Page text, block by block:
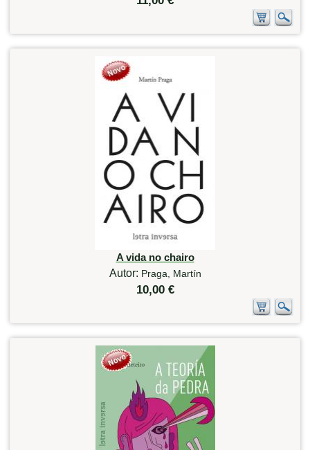
A vida no chairo
Autor: Praga, Martín
10,00 €